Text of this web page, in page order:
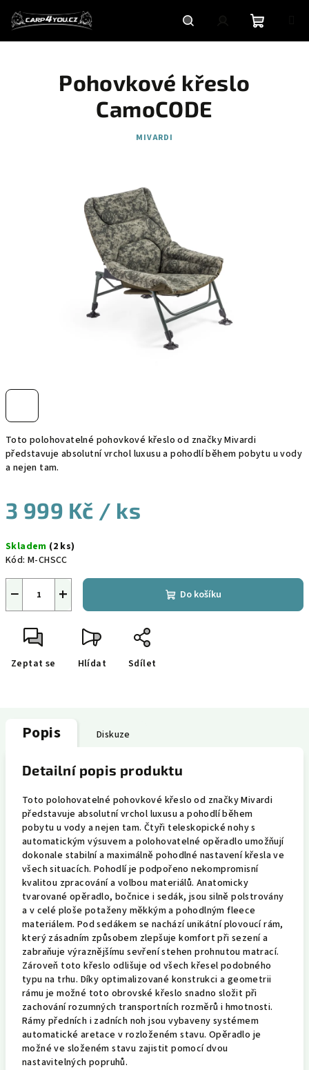
obsah
HledatPřihlášeníNákupní
Toto polohovatelné pohovkové křeslo od značky Mivardi
představuje absolutní vrchol luxusu a pohodlí během pobytu u vody
a nejen tam.
3 999 Kč / ks
cena:
Skladem (2 ks)
Kód: M-CHSCC
+
− Do košíku
Zeptat se Hlídat Sdílet
Pohovkové křeslo
CamoCODE
MIVARDI
Popis Diskuze
Detailní popis produktu
Toto polohovatelné pohovkové křeslo od značky Mivardi
představuje absolutní vrchol luxusu a pohodlí během
pobytu u vody a nejen tam. Čtyři teleskopické nohy s
automatickým výsuvem a polohovatelné opěradlo umožňují
dokonale stabilní a maximálně pohodlné nastavení křesla ve
všech situacích. Pohodlí je podpořeno nekompromisní
kvalitou zpracování a volbou materiálů. Anatomicky
tvarované opěradlo, bočnice i sedák, jsou silně polstrovány
a v celé ploše potaženy měkkým a pohodlným fleece
materiálem. Pod sedákem se nachází unikátní plovoucí rám,
který zásadním způsobem zlepšuje komfort při sezení a
zabraňuje výraznějšímu sevření stehen prohnutou matrací.
Zároveň toto křeslo odlišuje od všech křesel podobného
typu na trhu. Díky optimalizované konstrukci a geometrii
rámu je možné toto obrovské křeslo snadno složit při
zachování rozumných transportních rozměrů i hmotnosti.
Rámy předních i zadních noh jsou vybaveny systémem
automatické aretace v rozloženém stavu. Opěradlo je
možné ve složeném stavu zajistit pomocí dvou
nastavitelných popruhů.